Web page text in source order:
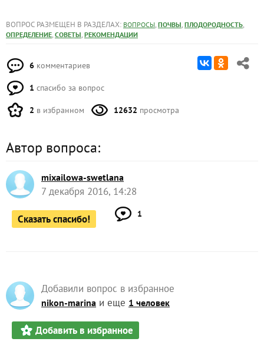
ВОПРОС РАЗМЕЩЕН В РАЗДЕЛАХ: ВОПРОСЫ, ПОЧВЫ, ПЛОДОРОДНОСТЬ,
ОПРЕДЕЛЕНИЕ, СОВЕТЫ, РЕКОМЕНДАЦИИ
6 комментариев
1 спасибо за вопрос
2 в избранном 12632 просмотра
Автор вопроса:
mixailowa-swetlana
7 декабря 2016, 14:28
Сказать спасибо! 1
Добавили вопрос в избранное
nikon-marina и еще 1 человек
Добавить в избранное